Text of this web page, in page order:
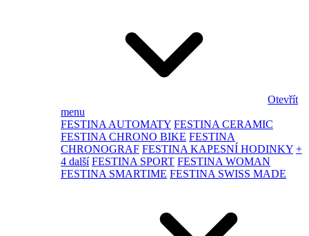
Otevřít
menu
FESTINA AUTOMATY FESTINA CERAMIC
FESTINA CHRONO BIKE FESTINA
CHRONOGRAF FESTINA KAPESNÍ HODINKY +
4 další FESTINA SPORT FESTINA WOMAN
FESTINA SMARTIME FESTINA SWISS MADE